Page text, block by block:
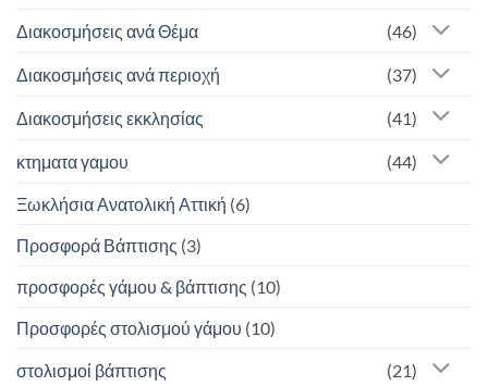
Διακοσμήσεις ανά Θέμα (46)
Διακοσμήσεις ανά περιοχή (37)
Διακοσμήσεις εκκλησίας (41)
κτηματα γαμου (44)
Ξωκλήσια Ανατολική Αττική (6)
Προσφορά Βάπτισης (3)
προσφορές γάμου & βάπτισης (10)
Προσφορές στολισμού γάμου (10)
στολισμοί βάπτισης (21)